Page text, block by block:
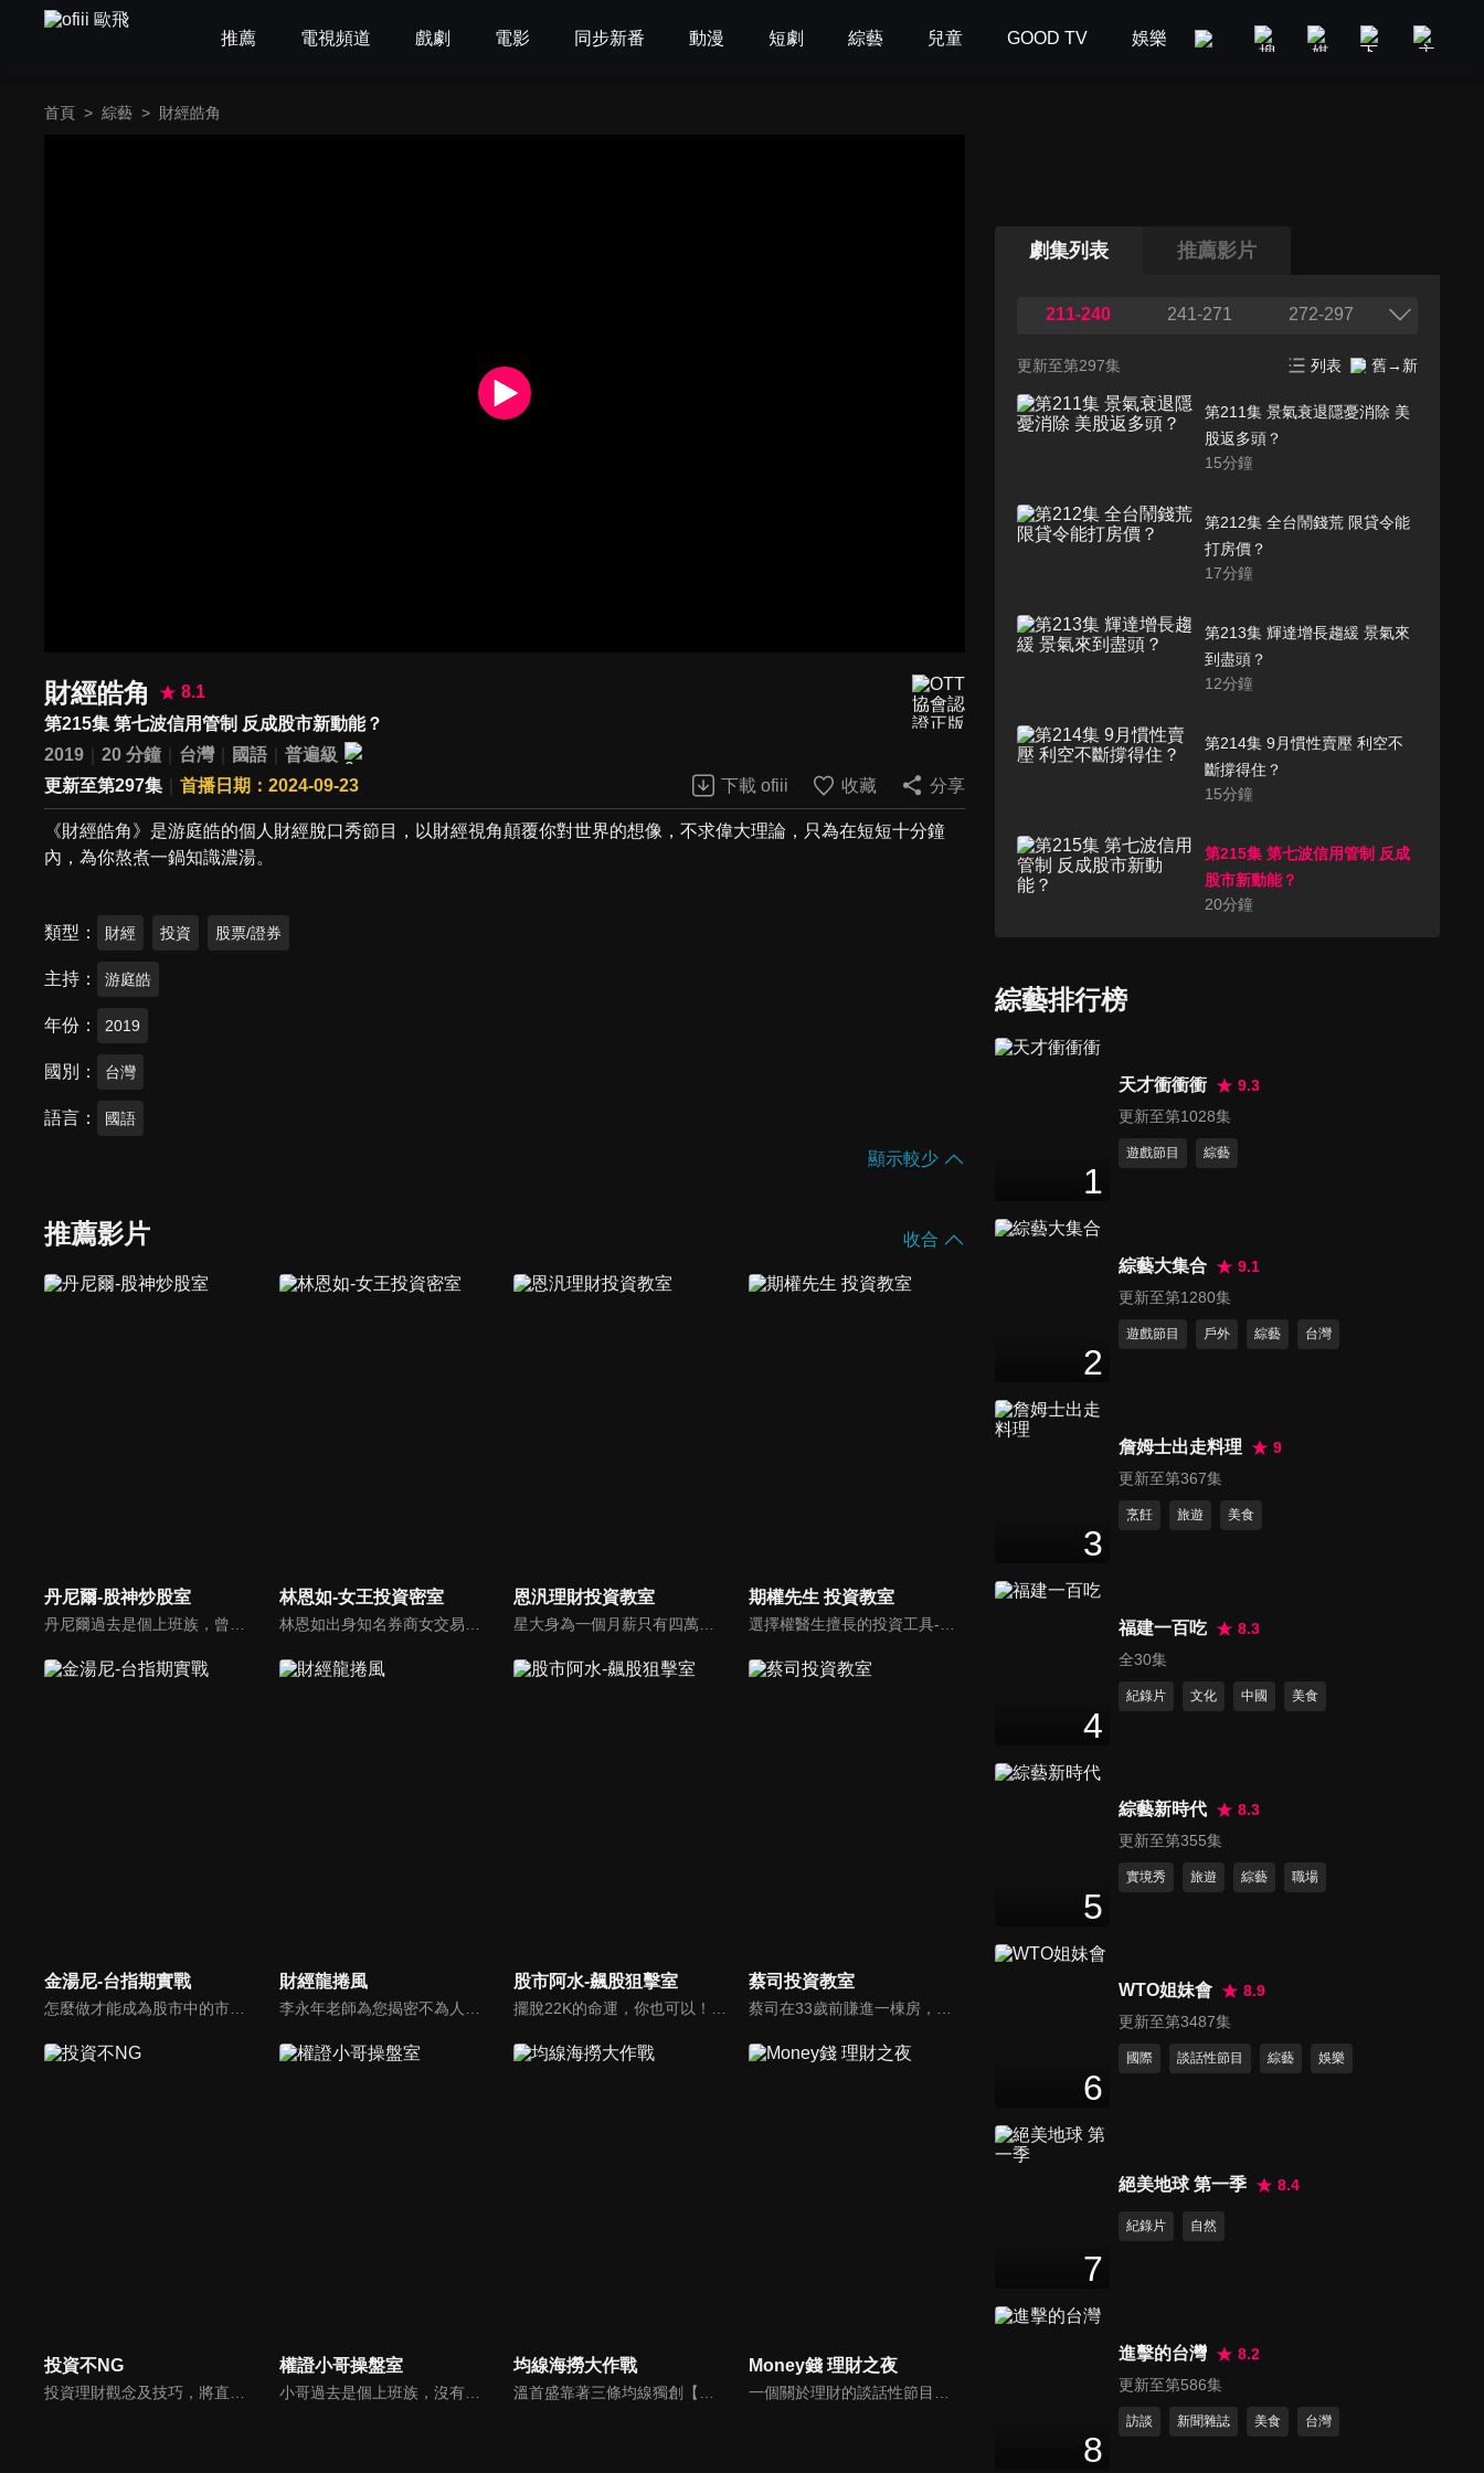
推薦 電視頻道 戲劇 電影 同步新番 動漫 短劇 綜藝 兒童 GOOD TV 娛樂 美食旅遊 新聞政論
首頁 > 綜藝 > 財經皓角
財經皓角
8.1
第215集 第七波信用管制 反成股市新動能？
2019
20 分鐘 台灣 國語
普遍級
更新至第297集
首播日期：2024-09-23 下載 ofiii 收藏 分享
《財經皓角》是游庭皓的個人財經脫口秀節目，以財經視角顛覆你對世界的想像，不求偉大理論，只為在短短十分鐘
內，為你熬煮一鍋知識濃湯。
類型 財經 投資 股票/證券
主持 游庭皓
年份 2019
國別 台灣
語言 國語
顯示較少
推薦影片 收合
丹尼爾-股神炒股室 林恩如-女王投資密室 恩汎理財投資教室 期權先生 投資教室
金湯尼-台指期實戰 財經龍捲風 股市阿水-飆股狙擊室 蔡司投資教室
投資不NG
投資理財觀念及技巧，將直接影響到你的投資報酬，但惱人專業財經知識不好懂，《投資不NG》將各項投資知識和方法，一步步化繁為簡，讓你可以輕鬆學習喔！
權證小哥操盤室
小哥過去是個上班族，沒有富爸爸，且不具商學背景，投資全程自學。善用籌碼，配合操作高槓桿的權證，在2008多頭牛市中，以10萬元進場滾出千萬元，成功翻轉自己的呆薪人生！
均線海撈大作戰
溫首盛靠著三條均線獨創【黃綠紅海撈操作法】 抓出多空皆宜的標的！讓一般人都可以簡單投資學理財～
Money錢 理財之夜
一個關於理財的談話性節目，每集會邀請在理財方面有鑽研的各界專業人士或名人來談理財投資，讓理財更貼近一般大眾，成為生活不可或缺的一部份。
劇集列表 推薦影片
211-240 241-271 272-297
更新至第297集 列表 舊→新
第211集 景氣衰退隱憂消除 美
股返多頭？
15分鐘
第212集 全台鬧錢荒 限貸令能
打房價？
17分鐘
第213集 輝達增長趨緩 景氣來
到盡頭？
12分鐘
第214集 9月慣性賣壓 利空不
斷撐得住？
15分鐘
第215集 第七波信用管制 反成
股市新動能？
20分鐘
第217集 就業強勁通膨降溫 金
16分鐘
第219集 2025買美債好還是美
14 分鐘
13分鐘
第221集 川普會把美股美債 帶
第222集 美元創一年高 反應避
第224集 外資拋貨內資接盤 台
股這波撐得住嗎？
過台股？
第226集 今年你跑贏大盤了
第227集 聯準會放鷹 是買點還
12
第229集 台美大缺工 漲薪趁現
在？
綜藝排行榜
1
天才衝衝衝
9.3
更新至第1028集
遊戲節目 綜藝
2
綜藝大集合
9.1
更新至第1280集
遊戲節目 戶外 綜藝 台灣
3
詹姆士出走料理
9
更新至第367集
烹飪 旅遊 美食
4
福建一百吃
8.3
全30集
紀錄片 文化 中國 美食
5
綜藝新時代
8.3
更新至第355集
實境秀 旅遊 綜藝 職場
6
WTO姐妹會
8.9
更新至第3487集
國際 談話性節目 綜藝 娛樂
7
絕美地球 第一季 8.4
紀錄片 自然
8
進擊的台灣
8.2
更新至第586集
訪談 新聞雜誌 美食 台灣